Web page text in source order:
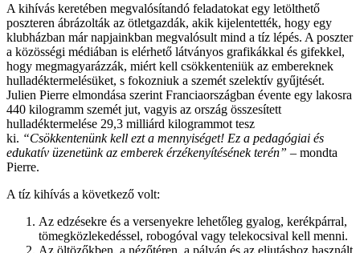
A kihívás keretében megvalósítandó feladatokat egy letölthető
poszteren ábrázolták az ötletgazdák, akik kijelentették, hogy egy
klubházban már napjainkban megvalósult mind a tíz lépés. A poszter
a közösségi médiában is elérhető látványos grafikákkal és gifekkel,
hogy megmagyarázzák, miért kell csökkenteniük az embereknek
hulladéktermelésüket, s fokozniuk a szemét szelektív gyűjtését.
Julien Pierre elmondása szerint Franciaországban évente egy lakosra
440 kilogramm szemét jut, vagyis az ország összesített
hulladéktermelése 29,3 milliárd kilogrammot tesz
ki. “Csökkentenünk kell ezt a mennyiséget! Ez a pedagógiai és
edukatív üzenetünk az emberek érzékenyítésének terén” – mondta
Pierre.
A tíz kihívás a következő volt:
Az edzésekre és a versenyekre lehetőleg gyalog, kerékpárral,
tömegközlekedéssel, robogóval vagy telekocsival kell menni.
Az öltözőkben, a nézőtéren, a pályán és az eljutáshoz használt